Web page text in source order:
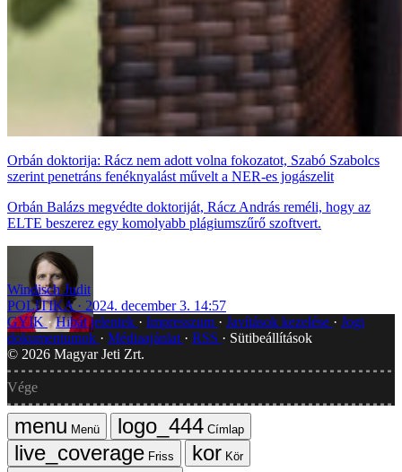
Orbán doktorija: Rácz nem adott volna fokozatot, Szabó Szabolcs
szerint penetráns fenéknyalást művelt a NER-es jogászelit
Orbán Balázs megvédte doktoriját, Rácz András reméli, hogy az
ELTE beszerez egy komolyabb plágiumszűrő szoftvert.
Windisch Judit
POLITIKA
2024. december 3. 14:57
GYIK Hibát jelentek Impresszum Javítások kezelése
Jogi
dokumentumok
Médiaajánlat RSS
Sütibeállítások
© 2026 Magyar Jeti Zrt.
Vége
Menü
Címlap
Friss
Kör